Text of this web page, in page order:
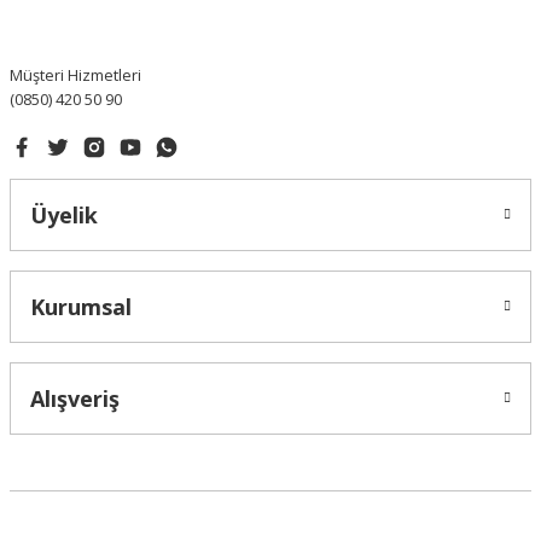
Müşteri Hizmetleri
(0850) 420 50 90
Üyelik
Kurumsal
Alışveriş